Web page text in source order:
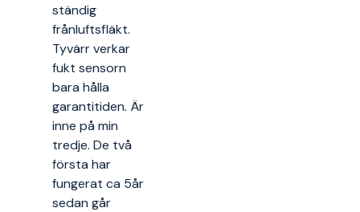
ständig
frånluftsfläkt.
Tyvärr verkar
fukt sensorn
bara hålla
garantitiden. Är
inne på min
tredje. De två
första har
fungerat ca 5år
sedan går